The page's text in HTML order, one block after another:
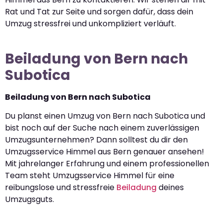
Rat und Tat zur Seite und sorgen dafür, dass dein
Umzug stressfrei und unkompliziert verläuft.
Beiladung von Bern nach
Subotica
Beiladung von Bern nach Subotica
Du planst einen Umzug von Bern nach Subotica und
bist noch auf der Suche nach einem zuverlässigen
Umzugsunternehmen? Dann solltest du dir den
Umzugsservice Himmel aus Bern genauer ansehen!
Mit jahrelanger Erfahrung und einem professionellen
Team steht Umzugsservice Himmel für eine
reibungslose und stressfreie Beiladung deines
Umzugsguts.